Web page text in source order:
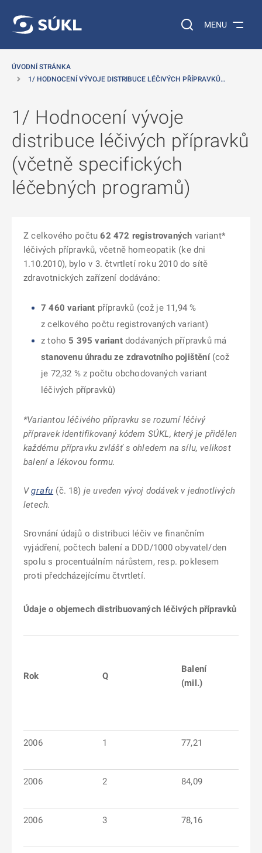
Vyhledávání na
MENU
ÚVODNÍ STRÁNKA
1/ HODNOCENÍ VÝVOJE DISTRIBUCE LÉČIVÝCH PŘÍPRAVKŮ…
1/ Hodnocení vývoje
distribuce léčivých přípravků
(včetně specifických
léčebných programů)
Z celkového počtu62 472 registrovaných variant*
léčivých přípravků, včetně homeopatik (ke dni
1.10.2010), bylo v 3. čtvrtletí roku 2010 do sítě
zdravotnických zařízení dodáváno:
7 460 variant přípravků (což je 11,94 %
z celkového počtu registrovaných variant)
z toho 5 395 variantdodávaných přípravků má
stanovenu úhradu ze zdravotního pojištění(což
je 72,32 % z počtu obchodovaných variant
léčivých přípravků)
*Variantou léčivého přípravku se rozumí léčivý
přípravek identifikovaný kódem SÚKL, který je přidělen
každému přípravku zvlášť s ohledem na sílu, velikost
balení a lékovou formu.
Vgrafu (č. 18) je uveden vývoj dodávek v jednotlivých
letech.
Srovnání údajů o distribuci léčiv ve finančním
vyjádření, počtech balení a DDD/1000 obyvatel/den
spolu s procentuálním nárůstem, resp. poklesem
proti předcházejícímu čtvrtletí.
Údaje o objemech distribuovaných léčivých přípravků v
Rok Q
Balení
(mil.)
2006 1 77,21
2006 2 84,09
2006 3 78,16